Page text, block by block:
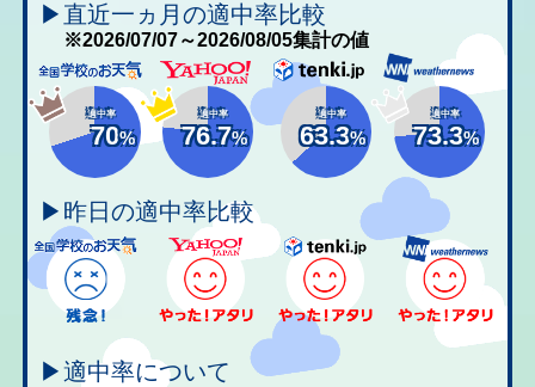
▶直近一ヵ月の適中率比較
※2026/07/07～2026/08/05集計の値
適中率
70%
適中率
76.7%
適中率
63.3%
適中率
73.3%
▶昨日の適中率比較
▶適中率について